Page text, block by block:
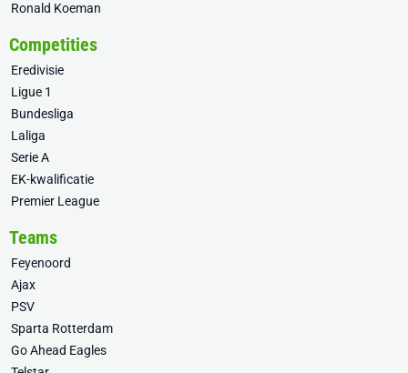
Ronald Koeman
Competities
Eredivisie
Ligue 1
Bundesliga
Laliga
Serie A
EK-kwalificatie
Premier League
Teams
Feyenoord
Ajax
PSV
Sparta Rotterdam
Go Ahead Eagles